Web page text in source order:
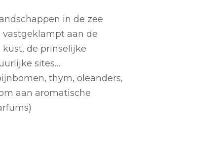
in de zee
aan de
de prinselijke
sites…
thym, oleanders,
aan aromatische